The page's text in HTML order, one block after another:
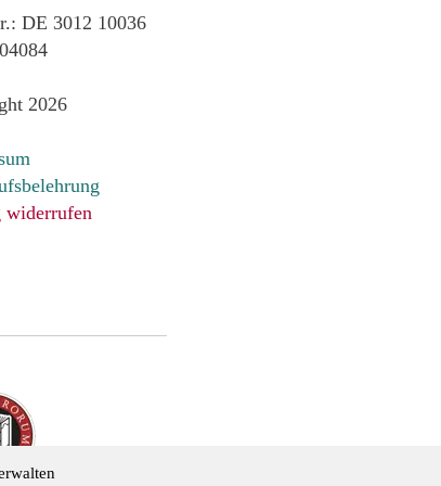
DE 3012 10036
2026
widerrufen